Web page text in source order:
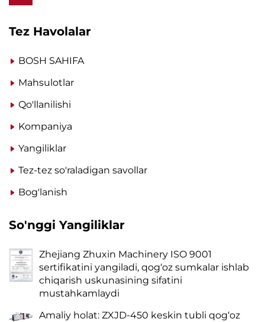
Tez Havolalar
BOSH SAHIFA
Mahsulotlar
Qo'llanilishi
Kompaniya
Yangiliklar
Tez-tez so'raladigan savollar
Bog'lanish
So'nggi Yangiliklar
Zhejiang Zhuxin Machinery ISO 9001
sertifikatini yangiladi, qog‘oz sumkalar ishlab
chiqarish uskunasining sifatini
mustahkamlaydi
Amaliy holat: ZXJD-450 keskin tubli qog‘oz